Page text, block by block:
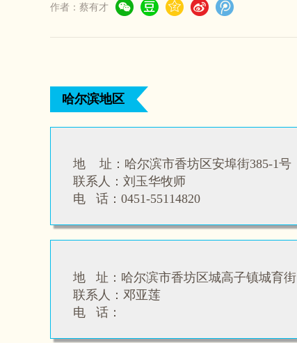
作者：蔡有才
哈尔滨地区
地 址：哈尔滨市香坊区安埠街385-1号
联系人： 刘玉华牧师
电 话： 0451-55114820
地 址：哈尔滨市香坊区城高子镇城育街
联系人： 邓亚莲
电 话：